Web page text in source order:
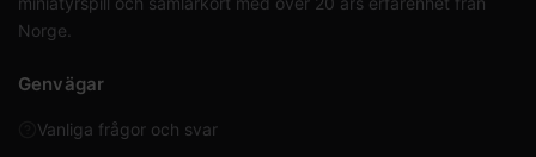
Norge.
Genvägar
Vanliga frågor och svar